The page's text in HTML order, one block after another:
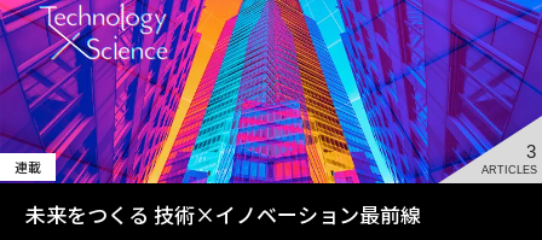
3
ARTICLES
連載
未来をつくる 技術×イノベーション最前線